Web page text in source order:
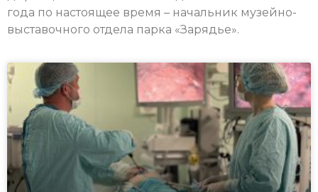
года по настоящее время – начальник музейно-
выставочного отдела парка «Зарядье».